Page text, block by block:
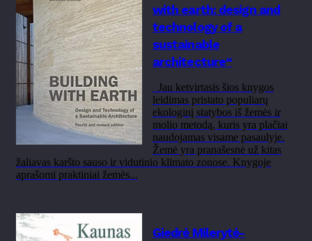
with earth: design and
technology of a
sustainable
architecture“
Jau ketvirtasis šios knygos
leidimas pristato populiarų
ekologinį statybos iš žemės ir
molio metodą, kuris yra plačiai
naudojamas visame pasaulyje.
Žemė yra pranašesnė už kitas
žaliavas karšto sauso ir vidutinio klimato zonose. Knygoje
aprašomi praktiniai žemės...
Giedrė Milerytė-